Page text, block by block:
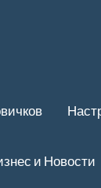
и Новости